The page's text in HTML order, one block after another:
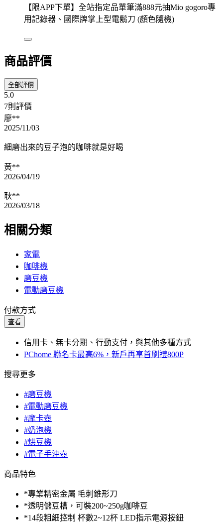
【限APP下單】全站指定品單筆滿888元抽Mio gogoro專
用記錄器、國際牌掌上型電鬍刀 (顏色隨機)
商品評價
全部評價
5.0
7則評價
廖**
2025/11/03
細磨出來的豆子泡的咖啡就是好喝
黃**
2026/04/19
耿**
2026/03/18
相關分類
家電
咖啡機
磨豆機
電動磨豆機
付款方式
查看
信用卡、無卡分期、行動支付，與其他多種方式
PChome 聯名卡最高6%，新戶再享首刷禮800P
搜尋更多
#磨豆機
#電動磨豆機
#摩卡壺
#奶泡機
#烘豆機
#電子手沖壺
商品特色
*專業精密金屬 毛刺錐形刀
*透明儲豆槽，可裝200~250g咖啡豆
*14段粗細控制 杯數2~12杯 LED指示電源按鈕